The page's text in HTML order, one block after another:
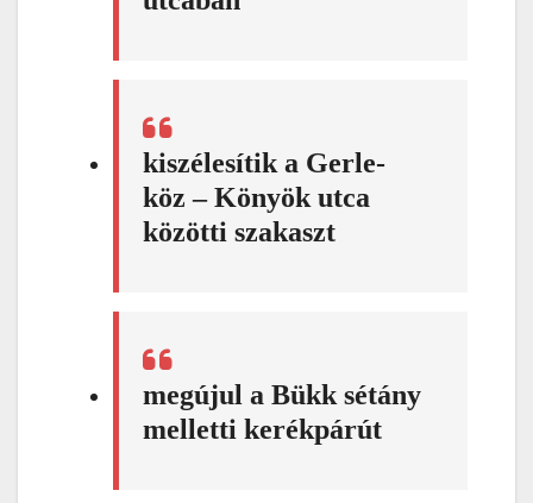
kiszélesítik a Gerle-
köz – Könyök utca
közötti szakaszt
megújul a Bükk sétány
melletti kerékpárút